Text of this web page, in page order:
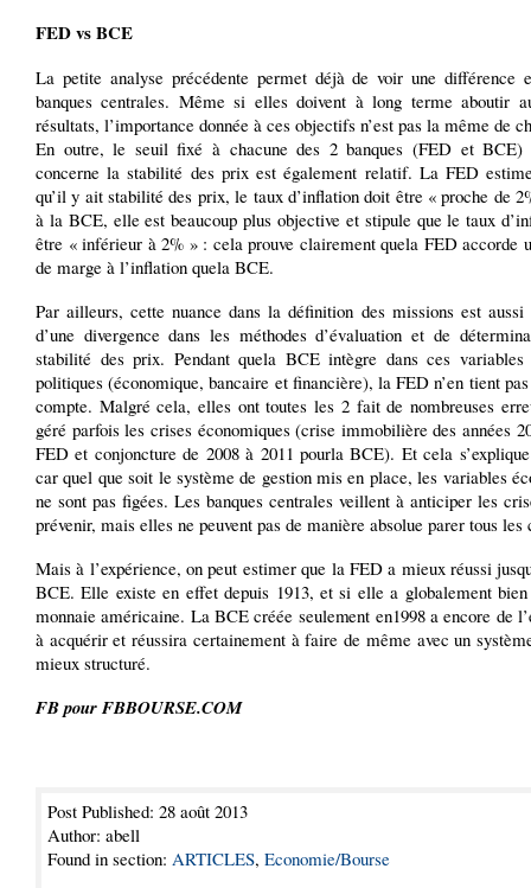
FED vs BCE
La petite analyse précédente permet déjà de voir une différence
banques centrales. Même si elles doivent à long terme aboutir
résultats, l’importance donnée à ces objectifs n’est pas la même de
En outre, le seuil fixé à chacune des 2 banques (FED et
concerne la stabilité des prix est également relatif. La FED
qu’il y ait stabilité des prix, le taux d’inflation doit être « proche de
à la BCE, elle est beaucoup plus objective et stipule que le taux
être « inférieur à 2% » : cela prouve clairement quela FED accorde
de marge à l’inflation quela BCE.
Par ailleurs, cette nuance dans la définition des missions est aussi
d’une divergence dans les méthodes d’évaluation et de
stabilité des prix. Pendant quela BCE intègre dans ces variables
politiques (économique, bancaire et financière), la FED n’en tient
compte. Malgré cela, elles ont toutes les 2 fait de nombreuses
géré parfois les crises économiques (crise immobilière des années
FED et conjoncture de 2008 à 2011 pourla BCE). Et cela
car quel que soit le système de gestion mis en place, les variables
ne sont pas figées. Les banques centrales veillent à anticiper les
prévenir, mais elles ne peuvent pas de manière absolue parer tous les
Mais à l’expérience, on peut estimer que la FED a mieux réussi
BCE. Elle existe en effet depuis 1913, et si elle a globalement
monnaie américaine. La BCE créée seulement en1998 a encore de
à acquérir et réussira certainement à faire de même avec un
mieux structuré.
FB pour FBBOURSE.COM
Post Published: 28 août 2013
Author: abell
Found in section: ARTICLES, Economie/Bourse